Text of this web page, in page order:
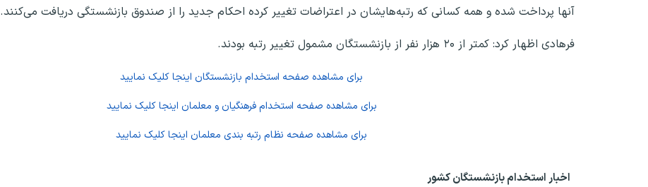
آنها پرداخت شده و همه کسانی که رتبه‌هایشان در اعتراضات تغییر کرده احکام جدید را از صندوق بازنشستگی دریافت می‌کنند.
فرهادی اظهار کرد: کمتر از ۲۰ هزار نفر از بازنشستگان مشمول تغییر رتبه بودند.
برای مشاهده صفحه استخدام بازنشستگان اینجا کلیک نمایید
برای مشاهده صفحه استخدام فرهنگیان و معلمان اینجا کلیک نمایید
برای مشاهده صفحه نظام رتبه بندی معلمان اینجا کلیک نمایید
اخبار استخدام بازنشستگان کشور